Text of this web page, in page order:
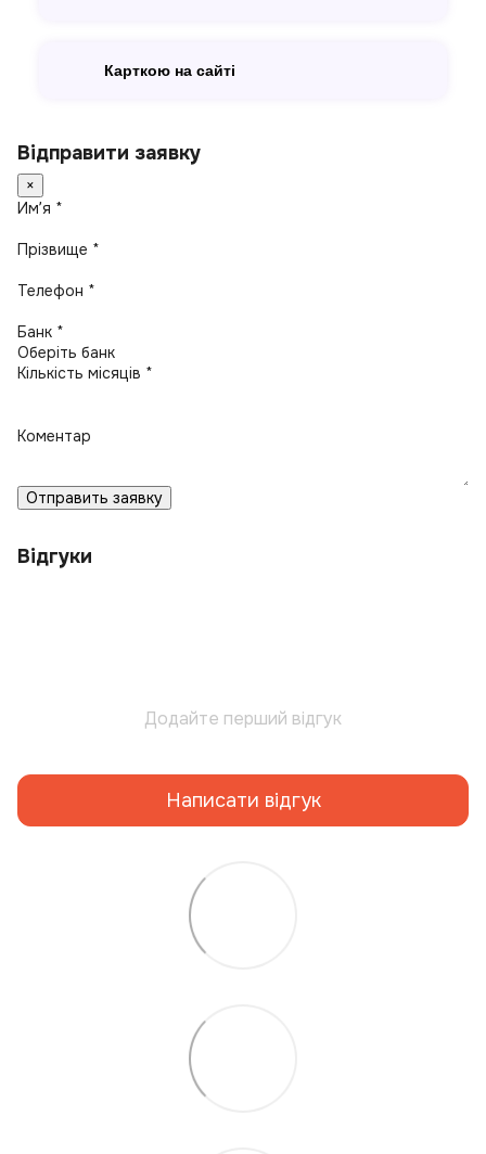
Карткою на сайті
Відправити заявку
×
Имʼя *
Прізвище *
Телефон *
Банк *
Кількість місяців *
Коментар
Отправить заявку
Відгуки
Додайте перший відгук
Написати відгук